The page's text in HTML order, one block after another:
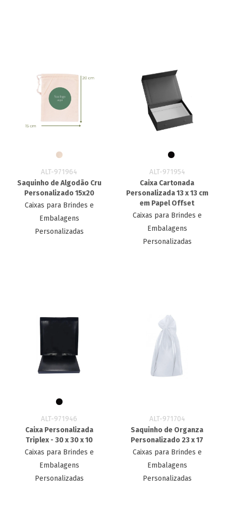
ALT-971964
Saquinho de Algodão Cru
Personalizado 15x20
Caixas para Brindes e
Embalagens
Personalizadas
ALT-971954
Caixa Cartonada
Personalizada 13 x 13 cm
em Papel Offset
Caixas para Brindes e
Embalagens
Personalizadas
ALT-971946
Caixa Personalizada
Triplex - 30 x 30 x 10
Caixas para Brindes e
Embalagens
Personalizadas
ALT-971704
Saquinho de Organza
Personalizado 23 x 17
Caixas para Brindes e
Embalagens
Personalizadas